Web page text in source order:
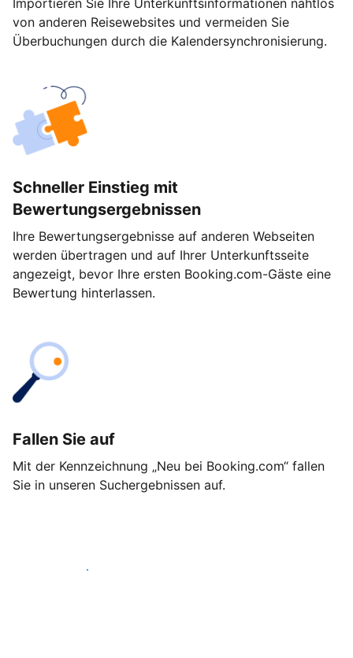
Importieren Sie Ihre Unterkunftsinformationen nahtlos
von anderen Reisewebsites und vermeiden Sie
Überbuchungen durch die Kalendersynchronisierung.
Schneller Einstieg mit
Bewertungsergebnissen
Ihre Bewertungsergebnisse auf anderen Webseiten
werden übertragen und auf Ihrer Unterkunftsseite
angezeigt, bevor Ihre ersten Booking.com-Gäste eine
Bewertung hinterlassen.
Fallen Sie auf
Mit der Kennzeichnung „Neu bei Booking.com“ fallen
Sie in unseren Suchergebnissen auf.
Noch heute loslegen